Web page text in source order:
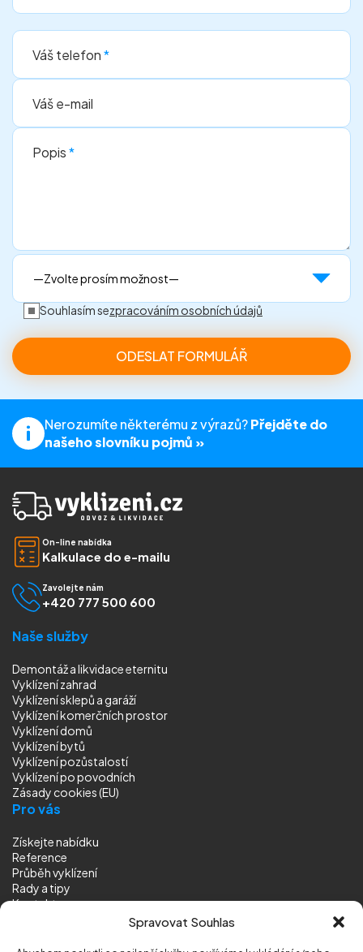
Spravovat Souhlas
Váš telefon*
Váš e-mail
Popis*
Souhlasím sezpracováním osobních údajů
Nerozumíte některému z výrazů?Přejděte do
našeho slovníku pojmů »
On-line nabídka
Kalkulace do e-mailu
Zavolejte nám
+420 777 500 600
Naše služby
Demontáž a likvidace eternitu
Vyklízení zahrad
Vyklízení sklepů a garáží
Vyklízení komerčních prostor
Vyklízení domů
Vyklízení bytů
Vyklízení pozůstalostí
Vyklízenípo povodních
Zásady cookies (EU)
Pro vás
Získejte nabídku
Reference
Průběh vyklízení
Rady a tipy
Kontakt